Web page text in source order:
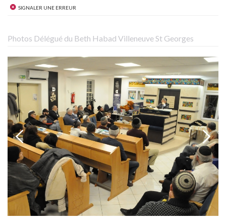
Signaler une erreur
Photos Délégué du Beth Habad Villeneuve St Georges